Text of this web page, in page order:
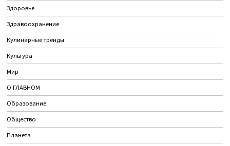
Здоровье
Здравоохранение
Кулинарные тренды
Культура
Мир
О ГЛАВНОМ
Образование
Общество
Планета